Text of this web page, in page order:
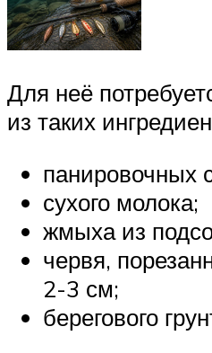
Для неё
из таких
панировочных
сухого молока;
жмыха из
червя,
2-3 см;
берегового